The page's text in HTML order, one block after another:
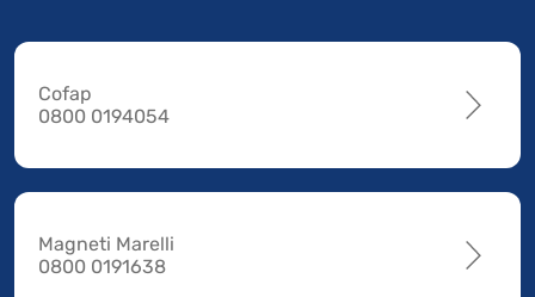
Cofap
0800 0194054
Magneti Marelli
0800 0191638